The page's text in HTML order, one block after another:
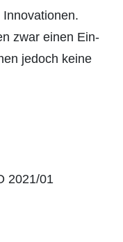
zwar einen Ein­
jedoch keine
2021/01